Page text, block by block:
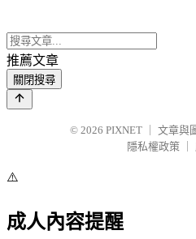
推薦文章
關閉搜尋
© 2026 PIXNET
文章與
隱私權政策
⚠️
成人內容提醒